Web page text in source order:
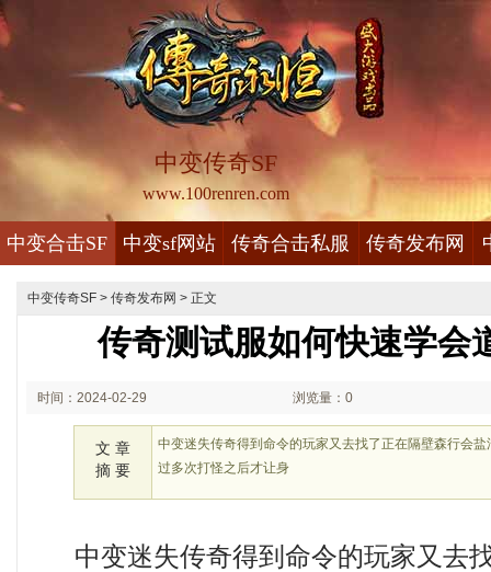
中变传奇SF
www.100renren.com
中变合击SF 中变sf网站 传奇合击私服 传奇发布网
中变传奇SF > 传奇发布网 > 正文
传奇测试服如何快速学会
时间：2024-02-29 浏览量：0
文 章
摘 要
中变迷失传奇得到命令的玩家又去找了正在隔壁森行会
过多次打怪之后才让身
中变迷失传奇得到命令的玩家又去